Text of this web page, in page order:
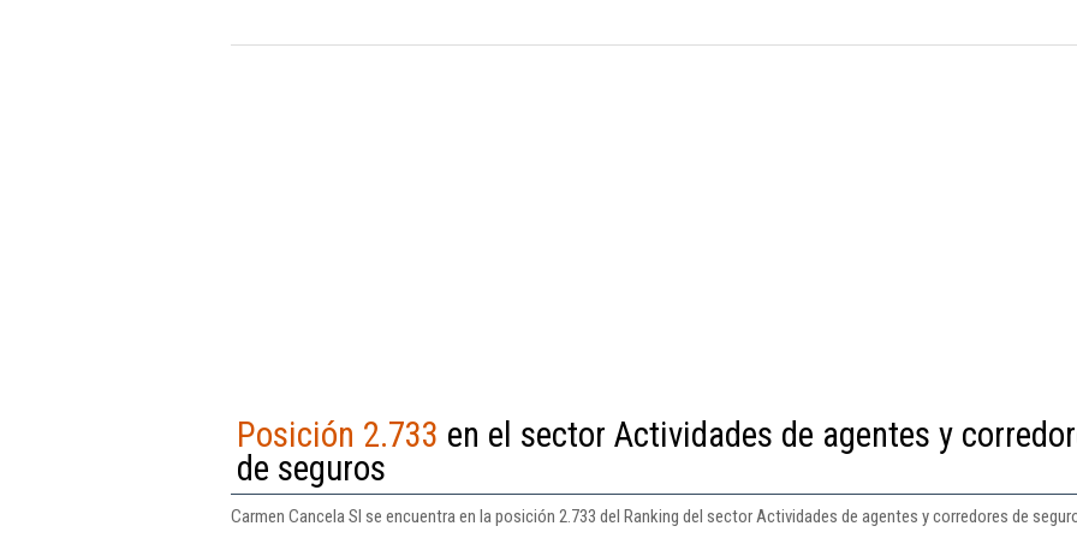
Posición 2.733 en el sector Actividades de agentes y
de seguros
Carmen Cancela Sl se encuentra en la posición 2.733 del Ranking del sector Actividades de agentes y corredores de